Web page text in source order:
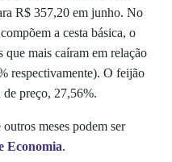
R$ 357,20 em junho. No
a cesta básica, o
que mais caíram em relação
respectivamente). O feijão
preço, 27,56%.
meses podem ser
Economia.